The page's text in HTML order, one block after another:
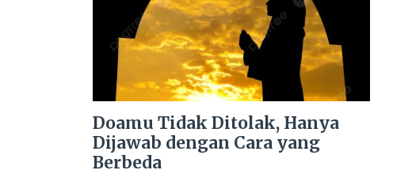
Doamu Tidak Ditolak, Hanya
Dijawab dengan Cara yang
Berbeda